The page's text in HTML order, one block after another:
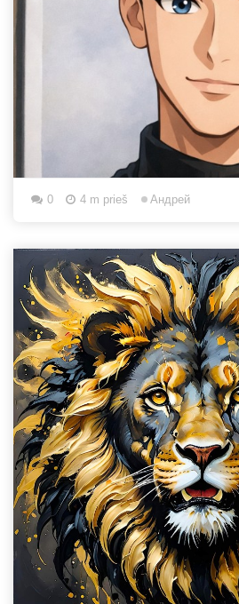
0 4 m prieš Aндрей